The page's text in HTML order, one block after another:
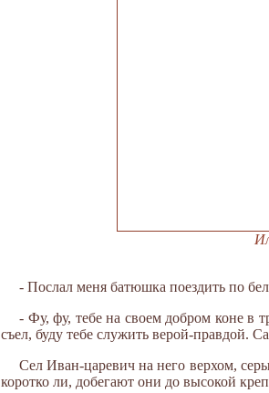
- Послал меня батюшка поездить по
- Фу, фу, тебе на своем добром коне в
съел, буду тебе служить верой-правдой.
Сел Иван-царевич на него верхом,
коротко ли, добегают они до высокой